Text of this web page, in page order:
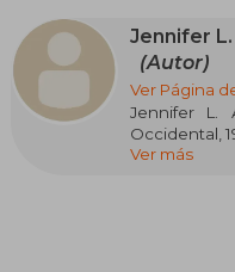
Jennifer
(Autor)
Ver Página
Jennifer L.
Occidental,
Ver más